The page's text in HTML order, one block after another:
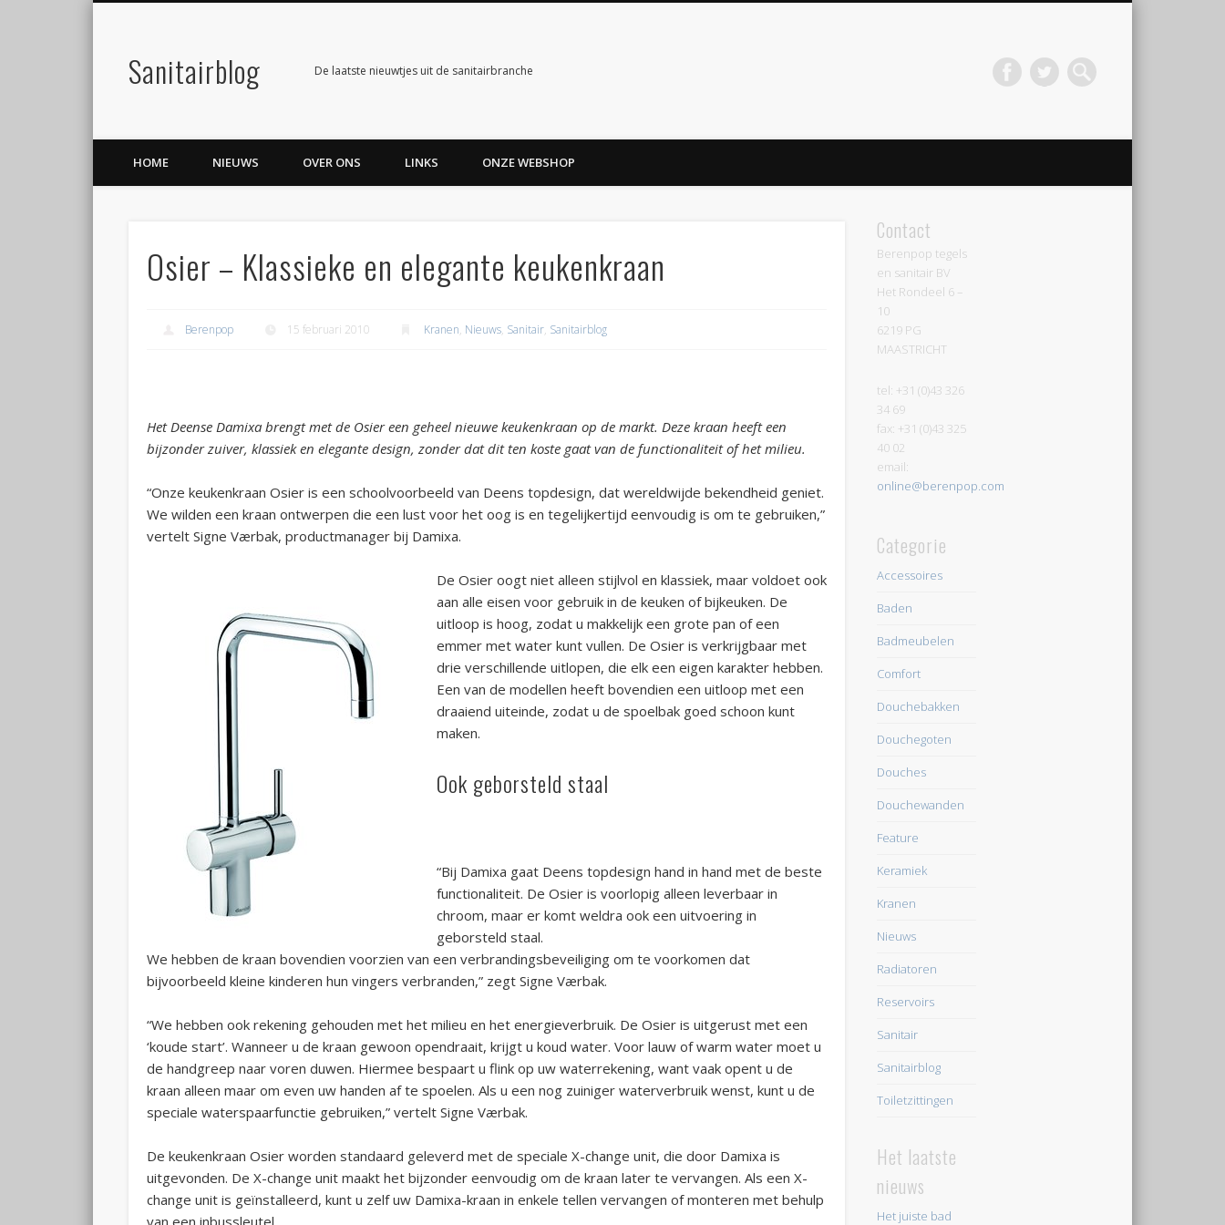
Sanitairblog De laatste nieuwtjes uit de sanitairbranche
FacebookTwitter
HOME NIEUWS OVER ONS LINKS ONZE WEBSHOP
Osier – Klassieke en elegante keukenkraan
Berenpop 15 februari 2010 Kranen, Nieuws, Sanitair, Sanitairblog
Het Deense Damixa brengt met de Osier een geheel nieuwe keukenkraan op de markt. Deze kraan heeft een
bijzonder zuiver, klassiek en elegante design, zonder dat dit ten koste gaat van de functionaliteit of het milieu.
“Onze keukenkraan Osier is een schoolvoorbeeld van Deens topdesign, dat wereldwijde bekendheid geniet.
We wilden een kraan ontwerpen die een lust voor het oog is en tegelijkertijd eenvoudig is om te gebruiken,”
vertelt Signe Værbak, productmanager bij Damixa.
De Osier oogt niet alleen stijlvol en klassiek, maar voldoet ook
aan alle eisen voor gebruik in de keuken of bijkeuken. De
uitloop is hoog, zodat u makkelijk een grote pan of een
emmer met water kunt vullen. De Osier is verkrijgbaar met
drie verschillende uitlopen, die elk een eigen karakter hebben.
Een van de modellen heeft bovendien een uitloop met een
draaiend uiteinde, zodat u de spoelbak goed schoon kunt
maken.
Ook geborsteld staal
“Bij Damixa gaat Deens topdesign hand in hand met de beste
functionaliteit. De Osier is voorlopig alleen leverbaar in
chroom, maar er komt weldra ook een uitvoering in
geborsteld staal.
We hebben de kraan bovendien voorzien van een verbrandingsbeveiliging om te voorkomen dat
bijvoorbeeld kleine kinderen hun vingers verbranden,” zegt Signe Værbak.
“We hebben ook rekening gehouden met het milieu en het energieverbruik. De Osier is uitgerust met een
‘koude start’. Wanneer u de kraan gewoon opendraait, krijgt u koud water. Voor lauw of warm water moet u
de handgreep naar voren duwen. Hiermee bespaart u flink op uw waterrekening, want vaak opent u de
kraan alleen maar om even uw handen af te spoelen. Als u een nog zuiniger waterverbruik wenst, kunt u de
speciale waterspaarfunctie gebruiken,” vertelt Signe Værbak.
De keukenkraan Osier worden standaard geleverd met de speciale X-change unit, die door Damixa is
uitgevonden. De X-change unit maakt het bijzonder eenvoudig om de kraan later te vervangen. Als een X-
change unit is geïnstalleerd, kunt u zelf uw Damixa-kraan in enkele tellen vervangen of monteren met behulp
Contact
Berenpop tegels
en sanitair BV
Het Rondeel 6 –
10
6219 PG
MAASTRICHT
tel: +31 (0)43 326
34 69
fax: +31 (0)43 325
40 02
email:
online@berenpop.com
Categorie
Accessoires
Baden
Badmeubelen
Comfort
Douchebakken
Douchegoten
Douches
Douchewanden
Feature
Keramiek
Kranen
Nieuws
Radiatoren
Reservoirs
Sanitair
Sanitairblog
Toiletzittingen
Het laatste
nieuws
Het juiste bad